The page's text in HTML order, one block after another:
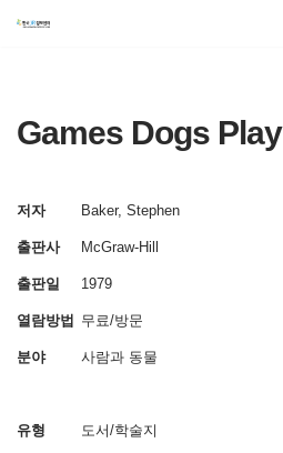
츠
너
뛰
Games Dogs Play
저자 Baker, Stephen
출판사 McGraw-Hill
출판일 1979
열람방법 무료/방문
분야 사람과 동물
유형 도서/학술지